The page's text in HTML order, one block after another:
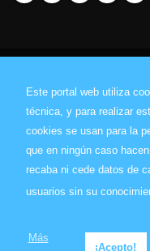
Este portal web utiliza
técnica, y para realizar
cookies se usan para la
que en ningún caso
recaba ni cede datos de
usuarios sin su
Más
¡Acepto!
Contacto
Política de envíos